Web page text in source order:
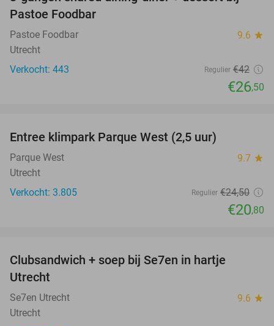
Pastoe Foodbar
Pastoe Foodbar 9.6 star
Utrecht
Verkocht: 443
Regulier €42
€26,50
Entree klimpark Parque West (2,5 uur)
Parque West 9.7 star
Utrecht
Verkocht: 3.805
Regulier €24,50
€20,80
Clubsandwich + soep bij Se7en in hartje
Utrecht
Se7en Utrecht 9.6 star
Utrecht